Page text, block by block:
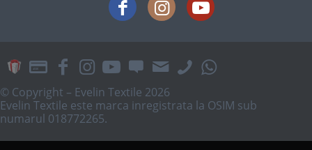
© Copyright – Evelin Textile 2026
Evelin Textile este marca inregistrata la OSIM sub
numarul 018772265.